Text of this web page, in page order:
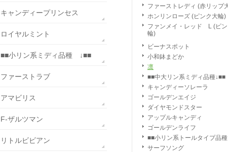
ファーストレディ (赤リップ
ホンリンローズ (ピンク大輪)
ファンメイ・レッド L (ピ
輪)
ビーナスポット
小和鉢まどか
凛
■■中大リン系ミディ品種↓■■
キャンディーソレーラ
ゴールデンエイジ
ダイヤモンドスター
アップルキャンディ
ゴールデンライフ
■■小リン系トールタイプ品
サーフソング
キャンディープリンセス
ロイヤルミント
■■小リン系ミディ品種 ↓■■
ファーストラブ
アマビリス
F-ザルツマン
リトルビビアン